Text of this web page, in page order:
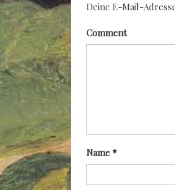
Deine E-Mail-
Comment
Name *